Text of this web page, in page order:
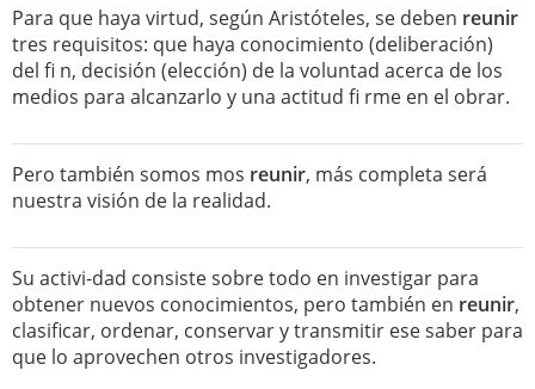
Para que haya virtud, según Aristóteles, se deben reunir
tres requisitos: que haya conocimiento (deliberación)
del fi n, decisión (elección) de la voluntad acerca de los
medios para alcanzarlo y una actitud fi rme en el obrar.
Pero también somos mos reunir, más completa será
nuestra visión de la realidad.
Su activi-dad consiste sobre todo en investigar para
obtener nuevos conocimientos, pero también en reunir,
clasificar, ordenar, conservar y transmitir ese saber para
que lo aprovechen otros investigadores.